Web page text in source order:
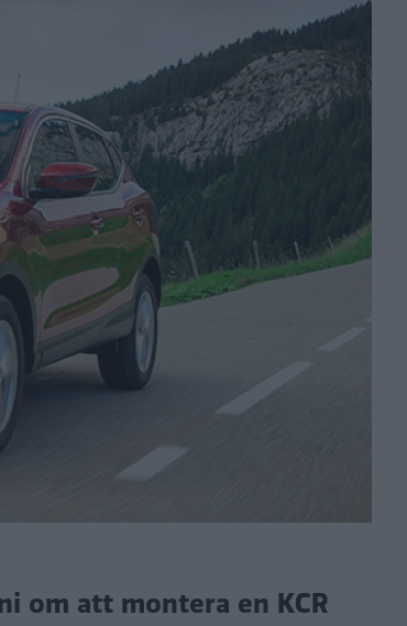
om att montera en KCR